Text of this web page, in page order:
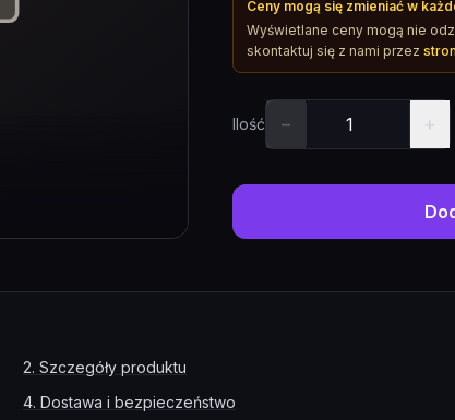
Ceny mogą się zmieniać w
Wyświetlane ceny mogą nie
skontaktuj się z nami przez
Ilość − +
2. Szczegóły produktu
4. Dostawa i bezpieczeństwo